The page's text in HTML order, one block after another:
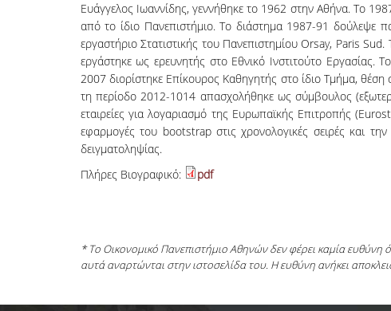
Ευάγγελος Ιωαννίδης, γεννήθηκε το 1962 στην Αθήνα. Το
από το ίδιο Πανεπιστήμιο. Το διάστημα 1987-91 δούλεψε
εργαστήριο Στατιστικής του Πανεπιστημίου Orsay, Paris
εργάστηκε ως ερευνητής στο Εθνικό Ινστιτούτο
2007 διορίστηκε Επίκουρος Καθηγητής στο ίδιο Τμήμα,
τη περίοδο 2012-1014 απασχολήθηκε ως σύμβουλος
εταιρείες για λογαριασμό της Ευρωπαϊκής Επιτροπής
εφαρμογές του bootstrap στις χρονολογικές σειρές και
δειγματοληψίας.
Πλήρες Βιογραφικό:
pdf
* Το Οικονομικό Πανεπιστήμιο Αθηνών δεν φέρει καμία
αυτά αναρτώνται στην ιστοσελίδα του. Η ευθύνη ανήκει